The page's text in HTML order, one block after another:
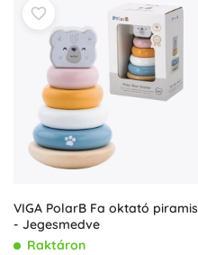
VIGA PolarB Fa oktató piramis
- Jegesmedve
Raktáron